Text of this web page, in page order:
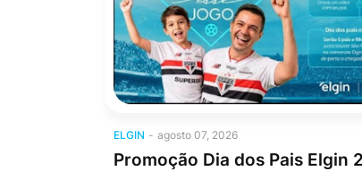
ELGIN - agosto 07, 2026
Promoção Dia dos Pais Elgin